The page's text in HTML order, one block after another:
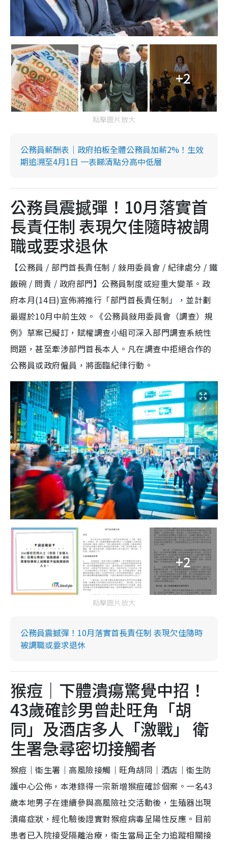
+2
點擊圖片放大
公務員薪酬表｜政府拍板全體公務員加薪2%！生效
期追溯至4月1日 一表睇清點分高中低層
公務員震撼彈！10月落實首
長責任制 表現欠佳隨時被調
職或要求退休
【公務員 / 部門首長責任制 / 敍用委員會 / 紀律處分 / 鐵
飯碗 / 問責 / 政府部門】公務員制度或迎重大變革。政
府本月(14日)宣佈將推行「部門首長責任制」，並計劃
最遲於10月中前生效。《公務員敍用委員會（調查）規
例》草案已擬訂，賦權調查小組可深入部門調查系統性
問題，甚至牽涉部門首長本人。凡在調查中拒絕合作的
公務員或政府僱員，將面臨紀律行動。
+2
點擊圖片放大
公務員震撼彈！10月落實首長責任制 表現欠佳隨時
被調職或要求退休
猴痘｜下體潰瘍驚覺中招！
43歲確診男曾赴旺角「胡
同」及酒店多人「激戰」 衛
生署急尋密切接觸者
猴痘｜衞生署｜高風險接觸｜旺角胡同｜酒店｜衞生防
護中心公佈，本港錄得一宗新增猴痘確診個案。一名43
歲本地男子在連續參與高風險社交活動後，生殖器出現
潰瘍症狀，經化驗後證實對猴痘病毒呈陽性反應。目前
患者已入院接受隔離治療，衞生當局正全力追蹤相關接